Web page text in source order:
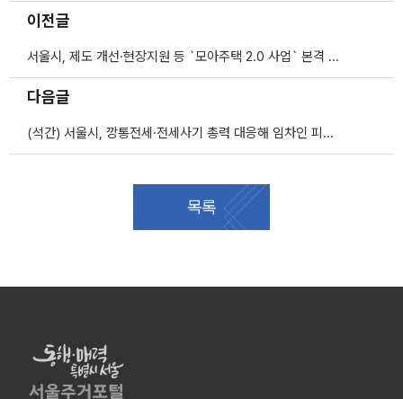
이전글
서울시, 제도 개선·현장지원 등 `모아주택 2.0 사업` 본격 추진
다음글
(석간) 서울시, 깡통전세·전세사기 총력 대응해 임차인 피해 막는다
목록